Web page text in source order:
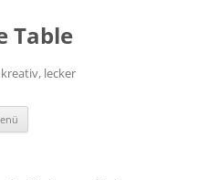
Table
lecker